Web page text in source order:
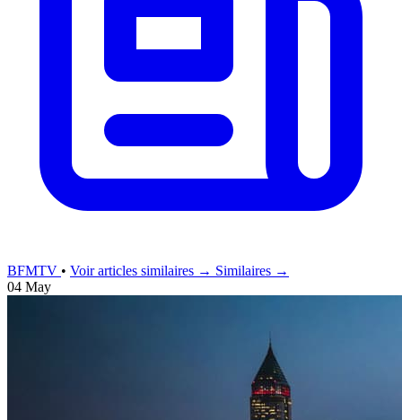
BFMTV • Voir articles similaires → Similaires →
04 May